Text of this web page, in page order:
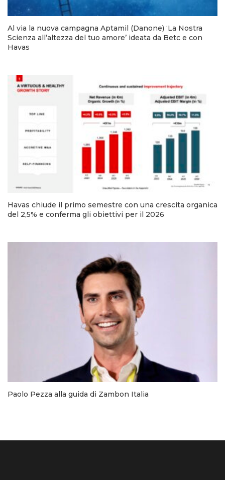
Al via la nuova campagna Aptamil (Danone) ‘La Nostra
Scienza all’altezza del tuo amore’ ideata da Betc e con
Havas
Havas chiude il primo semestre con una crescita organica
del 2,5% e conferma gli obiettivi per il 2026
Paolo Pezza alla guida di Zambon Italia